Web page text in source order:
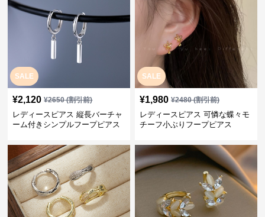
SALE
¥2,120 ¥2650(割引前)
レディースピアス 縦長バーチャ
ーム付きシンプルフープピアス
SALE
¥1,980 ¥2480(割引前)
レディースピアス 可憐な蝶々モ
チーフ小ぶりフープピアス